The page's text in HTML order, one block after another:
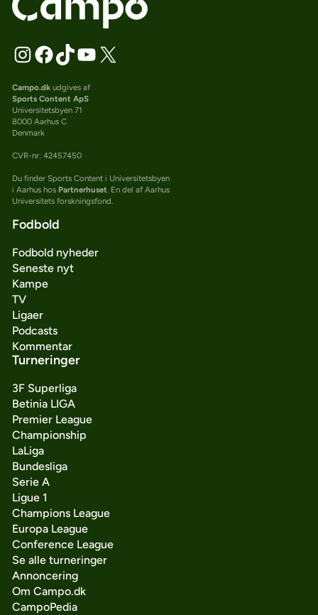
Campo.dkudgives af
Sports Content ApS
Universitetsbyen 71
8000 Aarhus C
Denmark
CVR-nr: 42457450
Du finder Sports Content i Universitetsbyen
i Aarhus hos Partnerhuset. En del af Aarhus
Universitets forskningsfond.
Fodbold
Fodbold nyheder
Seneste nyt
Kampe
TV
Ligaer
Podcasts
Kommentar
Turneringer
3F Superliga
Betinia LIGA
Premier League
Championship
LaLiga
Bundesliga
Serie A
Ligue 1
Champions League
Europa League
Conference League
Se alle turneringer
Annoncering
Om Campo.dk
CampoPedia